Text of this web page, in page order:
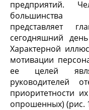
предприятий.
большинства
представляет
сегодняшний
Характерной
мотивации
ее целей
руководителей
приоритетности
опрошенных) (рис.